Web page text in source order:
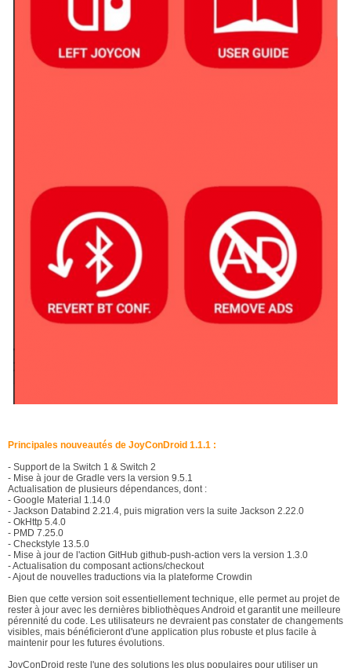
Principales nouveautés de JoyConDroid 1.1.1 :
- Support de la Switch 1 & Switch 2
- Mise à jour de Gradle vers la version 9.5.1
Actualisation de plusieurs dépendances, dont :
- Google Material 1.14.0
- Jackson Databind 2.21.4, puis migration vers la suite Jackson 2.22.0
- OkHttp 5.4.0
- PMD 7.25.0
- Checkstyle 13.5.0
- Mise à jour de l'action GitHub github-push-action vers la version 1.3.0
- Actualisation du composant actions/checkout
- Ajout de nouvelles traductions via la plateforme Crowdin
Bien que cette version soit essentiellement technique, elle permet au projet de
rester à jour avec les dernières bibliothèques Android et garantit une meilleure
pérennité du code. Les utilisateurs ne devraient pas constater de changements
visibles, mais bénéficieront d'une application plus robuste et plus facile à
maintenir pour les futures évolutions.
JoyConDroid reste l'une des solutions les plus populaires pour utiliser un